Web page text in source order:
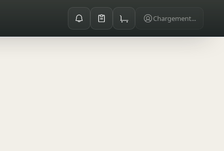
Chargement...